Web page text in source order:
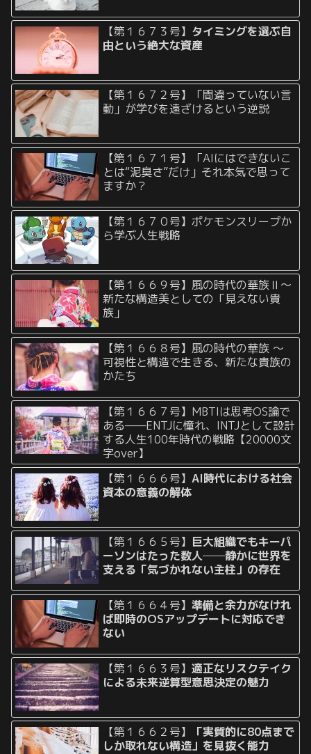
【第１６７３号】 タイミングを選ぶ自
由という絶大な資産
【第１６７２号】「間違っていない言
動」が学びを遠ざけるという逆説
【第１６７１号】「AIにはできないこ
とは“泥臭さ”だけ」それ本気で思って
ますか？
【第１６７０号】ポケモンスリープか
ら学ぶ人生戦略
【第１６６９号】風の時代の華族Ⅱ〜
新たな構造美としての「見えない貴
族」
【第１６６８号】風の時代の華族 〜
可視性と構造で生きる、新たな貴族の
かたち
【第１６６７号】MBTIは思考OS論で
ある——ENTJに憧れ、INTJとして設計
する人生100年時代の戦略【20000文
字over】
【第１６６６号】AI時代における社会
資本の意義の解体
【第１６６５号】 巨大組織でもキーパ
ーソンはたった数人──静かに世界を
支える「気づかれない主柱」の存在
【第１６６４号】準備と余力がなけれ
ば即時のOSアップデートに対応でき
ない
【第１６６３号】適正なリスクテイク
による未来逆算型意思決定の魅力
【第１６６２号】
「実質的に80点まで
しか取れない構造」を見抜く能力